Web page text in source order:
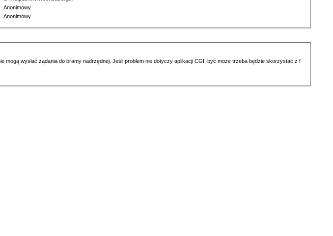
Anonimowy
Anonimowy
mogą wysłać żądania do bramy nadrzędnej. Jeśli problem nie dotyczy aplikacji CGI, być może trzeba będzie skorzystać z f